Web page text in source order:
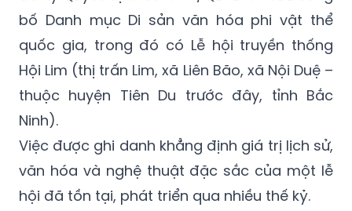
bố Danh mục Di sản văn hóa phi vật thể
quốc gia, trong đó có Lễ hội truyền thống
Hội Lim (thị trấn Lim, xã Liên Bão, xã Nội Duệ –
thuộc huyện Tiên Du trước đây, tỉnh Bắc
Ninh).
Việc được ghi danh khẳng định giá trị lịch sử,
văn hóa và nghệ thuật đặc sắc của một lễ
hội đã tồn tại, phát triển qua nhiều thế kỷ.